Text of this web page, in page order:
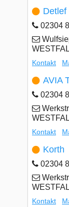
Detlef
02304
Kontakt
AVIA
02304
Kontakt
Korth
02304
Kontakt